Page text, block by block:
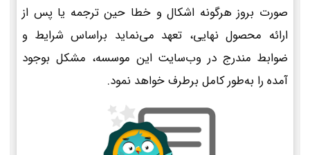
صورت بروز هرگونه اشکال و خطا حین ترجمه یا پس از
ارائه محصول نهایی، تعهد می‌نماید براساس شرایط و
ضوابط مندرج در وب‌سایت این موسسه، مشکل بوجود
آمده را به‌طور کامل برطرف خواهد نمود.